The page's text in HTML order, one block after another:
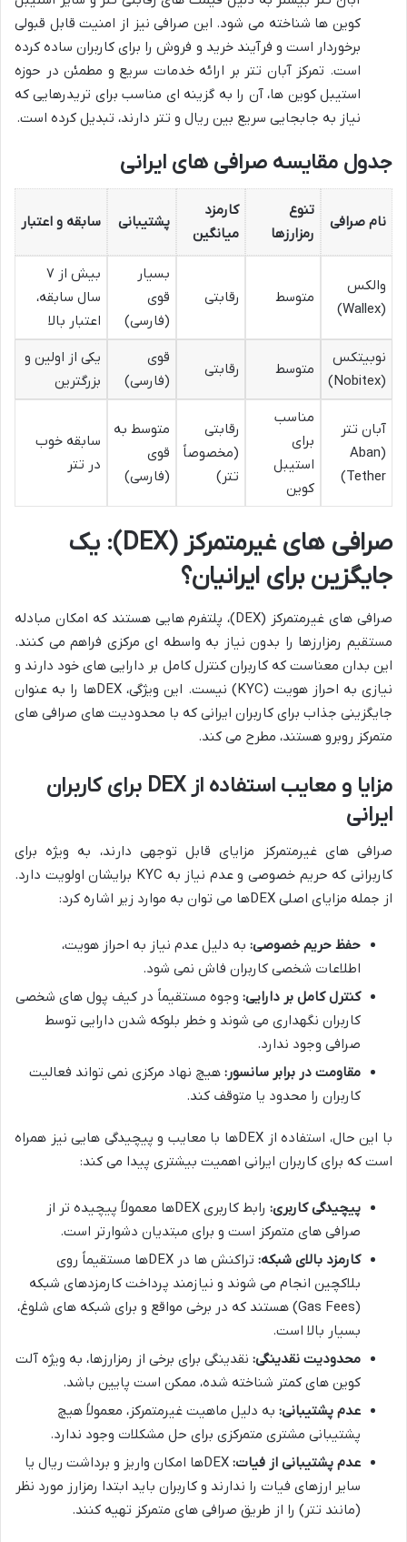
کوین ها شناخته می شود. این صرافی نیز از امنیت قابل قبولی
برخوردار است و فرآیند خرید و فروش را برای کاربران ساده کرده
است. تمرکز آبان تتر بر ارائه خدمات سریع و مطمئن در حوزه
استیبل کوین ها، آن را به گزینه ای مناسب برای تریدرهایی که
نیاز به جابجایی سریع بین ریال و تتر دارند، تبدیل کرده است.
جدول مقایسه صرافی های ایرانی
نام صرافی
تنوع
رمزارزها
کارمزد
میانگین
پشتیبانی سابقه و اعتبار
والکس
(Wallex)
متوسط رقابتی
بسیار
قوی
(فارسی)
بیش از ۷
سال سابقه،
اعتبار بالا
نوبیتکس
(Nobitex)
متوسط رقابتی
قوی
(فارسی)
یکی از اولین و
بزرگترین
آبان تتر
(Aban
Tether)
مناسب
برای
استیبل
کوین
رقابتی
(مخصوصاً
تتر)
متوسط به
قوی
(فارسی)
سابقه خوب
در تتر
صرافی های غیرمتمرکز (DEX): یک
جایگزین برای ایرانیان؟
صرافی های غیرمتمرکز (DEX)، پلتفرم هایی هستند که امکان مبادله
مستقیم رمزارزها را بدون نیاز به واسطه ای مرکزی فراهم می کنند.
این بدان معناست که کاربران کنترل کامل بر دارایی های خود دارند و
نیازی به احراز هویت (KYC) نیست. این ویژگی، DEXها را به عنوان
جایگزینی جذاب برای کاربران ایرانی که با محدودیت های صرافی های
متمرکز روبرو هستند، مطرح می کند.
مزایا و معایب استفاده از DEX برای کاربران
ایرانی
صرافی های غیرمتمرکز مزایای قابل توجهی دارند، به ویژه برای
کاربرانی که حریم خصوصی و عدم نیاز به KYC برایشان اولویت دارد.
از جمله مزایای اصلی DEXها می توان به موارد زیر اشاره کرد:
حفظ حریم خصوصی: به دلیل عدم نیاز به احراز هویت،
اطلاعات شخصی کاربران فاش نمی شود.
کنترل کامل بر دارایی: وجوه مستقیماً در کیف پول های شخصی
کاربران نگهداری می شوند و خطر بلوکه شدن دارایی توسط
صرافی وجود ندارد.
مقاومت در برابر سانسور: هیچ نهاد مرکزی نمی تواند فعالیت
کاربران را محدود یا متوقف کند.
با این حال، استفاده از DEXها با معایب و پیچیدگی هایی نیز همراه
است که برای کاربران ایرانی اهمیت بیشتری پیدا می کند:
پیچیدگی کاربری:
رابط کاربری DEXها معمولاً پیچیده تر از
صرافی های متمرکز است و برای مبتدیان دشوارتر است.
کارمزد بالای شبکه:
تراکنش ها در DEXها مستقیماً روی
بلاکچین انجام می شوند و نیازمند پرداخت کارمزدهای شبکه
(Gas Fees) هستند که در برخی مواقع و برای شبکه های شلوغ،
بسیار بالا است.
محدودیت نقدینگی: نقدینگی برای برخی از رمزارزها، به ویژه آلت
کوین های کمتر شناخته شده، ممکن است پایین باشد.
عدم پشتیبانی: به دلیل ماهیت غیرمتمرکز، معمولاً هیچ
پشتیبانی مشتری متمرکزی برای حل مشکلات وجود ندارد.
عدم پشتیبانی از فیات:
DEXها امکان واریز و برداشت ریال یا
سایر ارزهای فیات را ندارند و کاربران باید ابتدا رمزارز مورد نظر
(مانند تتر) را از طریق صرافی های متمرکز تهیه کنند.